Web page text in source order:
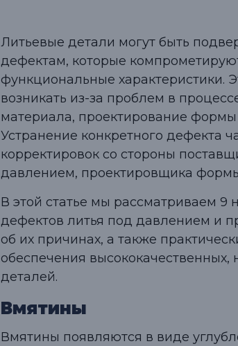
Литьевые детали могут быть
дефектам, которые
функциональные характеристики.
возникать из-за проблем в
материала, проектирование
Устранение конкретного дефекта
корректировок со стороны
давлением, проектировщика
В этой статье мы рассматриваем 9
дефектов литья под давлением и
об их причинах, а также
обеспечения
деталей.
Вмятины
Вмятины появляются в виде